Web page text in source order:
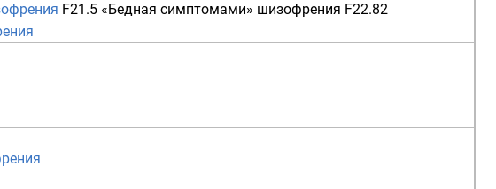
F21.5 «Бедная симптомами» шизофрения F22.82